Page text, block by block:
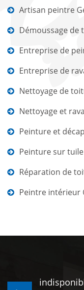
Artisan peintre
Démoussage de
Entreprise de
Entreprise de
Nettoyage de
Nettoyage et
Peinture et
Peinture sur
Réparation de
Peintre intérieur